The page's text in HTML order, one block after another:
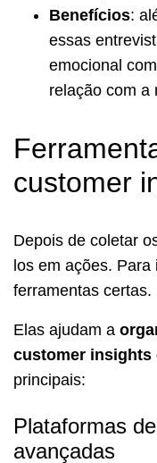
Benefícios:
essas
emocional
relação com a
customer
Depois de coletar
los em ações.
ferramentas certas.
Elas ajudam a
customer insights
principais:
Plataformas
avançadas